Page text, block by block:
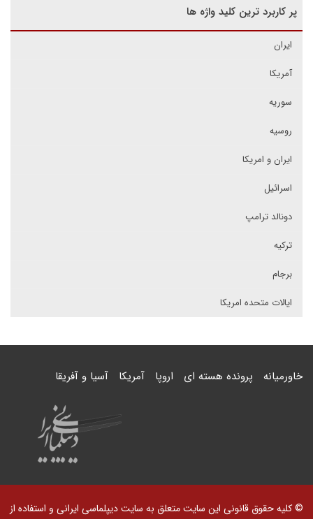
پر کاربرد ترین کلید واژه ها
ایران
آمریکا
سوریه
روسیه
ایران و امریکا
اسرائیل
دونالد ترامپ
ترکیه
برجام
ایالات متحده امریکا
خاورمیانه پرونده هسته ای اروپا آمریکا آسیا و آفریقا
© کلیه حقوق قانونی این سایت متعلق به سایت دیپلماسی ایرانی و استفاده از